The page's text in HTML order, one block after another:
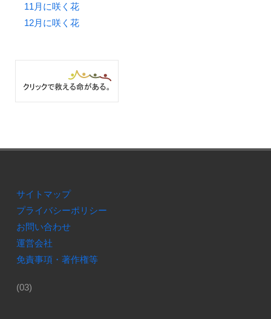
11月に咲く花
12月に咲く花
サイトマップ
プライバシーポリシー
お問い合わせ
運営会社
免責事項・著作権等
(03)